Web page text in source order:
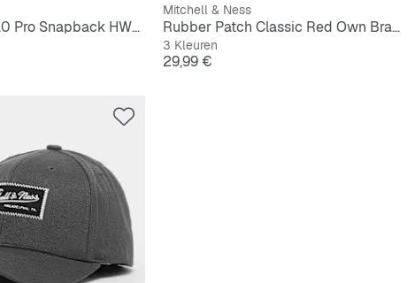
Team Script 2.0 Pro Snapback HWC NBA Boston Celtics
Mitchell & Ness
Rubber Patch Classic Red Own Brand
3 Kleuren
Prijs
29,99 €